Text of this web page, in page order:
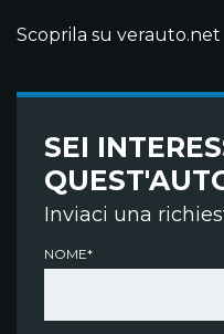
Scoprila su verauto.net
SEI
Inviaci una
NOME*